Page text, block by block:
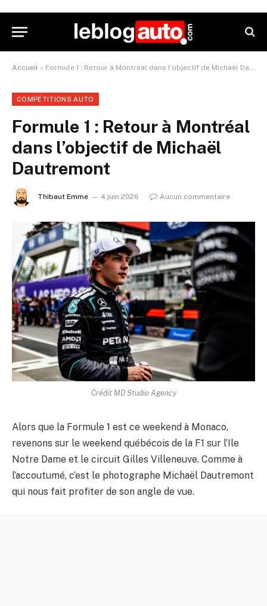
Accueil » Formule 1 : Retour à Montréal dans l’objectif de Michaël Dautremont
COMPÉTITIONS AUTO
Formule 1 : Retour à Montréal
dans l’objectif de Michaël
Dautremont
Thibaut Emme 4 juin 2026 Aucun commentaire
Crédit MD Studio Agency
Alors que la Formule 1 est ce weekend à Monaco,
revenons sur le weekend québécois de la F1 sur l’Ile
Notre Dame et le circuit Gilles Villeneuve. Comme à
l’accoutumé, c’est le photographe Michaël Dautremont
qui nous fait profiter de son angle de vue.